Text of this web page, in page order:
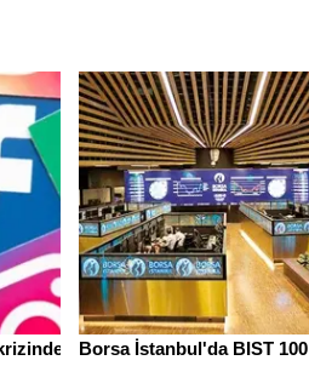
Borsa İstanbul'da BIST 100